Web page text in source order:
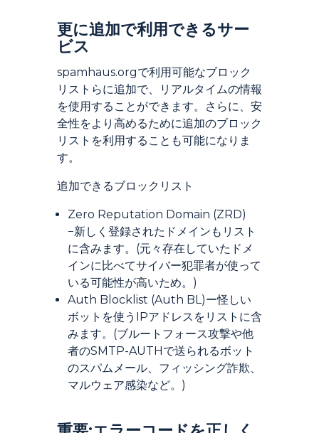
Introduction
更に追加で利用できるサー
ビス
spamhaus.orgで利用可能なブロック
リストらに追加で、リアルタイムの情報
を使用することができます。さらに、安
全性をより高めるために追加のブロック
リストを利用することも可能になりま
す。
追加できるブロックリスト
Zero Reputation Domain (ZRD)
−新しく登録されたドメインもリスト
に含みます。(元々存在していたドメ
インに比べてサイバー犯罪者が使って
いる可能性が高いため。)
Auth Blocklist (Auth BL)ー怪しい
ボットを使うIPアドレスをリストに含
みます。(ブルートフォース攻撃や他
者のSMTP-AUTHで送られるボット
のスパムメール、フィッシング詐欺、
マルウェア感染など。)